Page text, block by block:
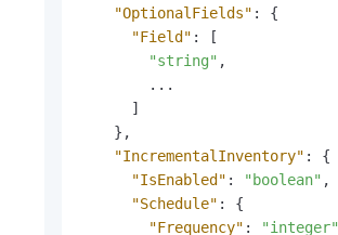
"OptionalFields" :
{
"Field" :
[
"string" ,
        ...
]
} ,
"IncrementalInventory" :
{
"IsEnabled" : "boolean" ,
"Schedule" :
{
"Frequency" :
"integer"